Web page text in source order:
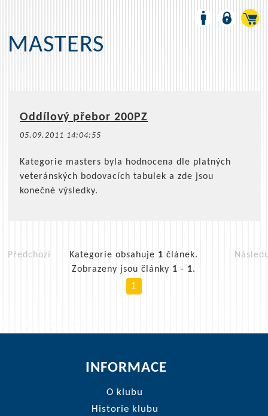
MASTERS
Oddílový přebor 200PZ
05.09.2011 14:04:55
Kategorie masters byla hodnocena dle platných
veteránských bodovacích tabulek a zde jsou
konečné výsledky.
Předchozí Kategorie obsahuje 1 článek.
Zobrazeny jsou články 1 - 1.
1
INFORMACE
O klubu
Historie klubu